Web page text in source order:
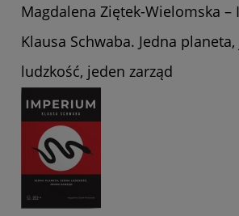
Magdalena Ziętek-Wielomska
Klausa Schwaba. Jedna
ludzkość, jeden zarząd